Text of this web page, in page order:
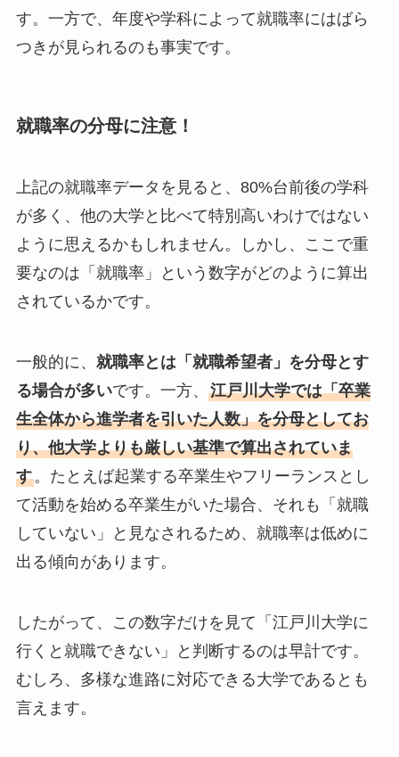
す。一方で、年度や学科によって就職率にはばら
つきが見られるのも事実です。
就職率の分母に注意！
上記の就職率データを見ると、80%台前後の学科
が多く、他の大学と比べて特別高いわけではない
ように思えるかもしれません。しかし、ここで重
要なのは「就職率」という数字がどのように算出
されているかです。
一般的に、 就職率とは「就職希望者」を分母とす
る場合が多いです。一方、 江戸川大学では「卒業
生全体から進学者を引いた人数」を分母としてお
り、他大学よりも厳しい基準で算出されていま
す。たとえば起業する卒業生やフリーランスとし
て活動を始める卒業生がいた場合、それも「就職
していない」と見なされるため、就職率は低めに
出る傾向があります。
したがって、この数字だけを見て「江戸川大学に
行くと就職できない」と判断するのは早計です。
むしろ、多様な進路に対応できる大学であるとも
言えます。